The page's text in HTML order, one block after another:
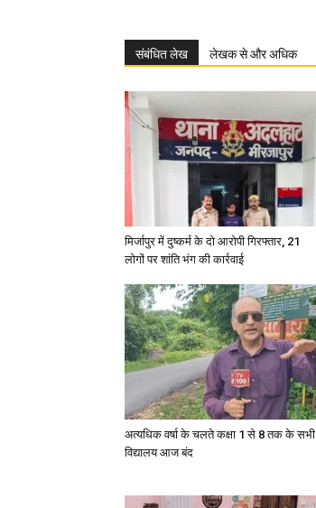
संबंधित लेख लेखक से और अधिक
मिर्जापुर में दुष्कर्म के दो आरोपी गिरफ्तार, 21
लोगों पर शांति भंग की कार्रवाई
अत्यधिक वर्षा के चलते कक्षा 1 से 8 तक के सभी
विद्यालय आज बंद